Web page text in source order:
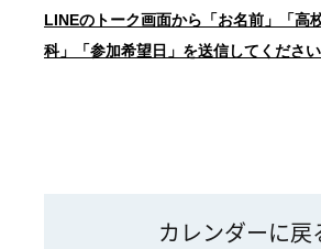
LINEのトーク画面から「お名前」「高
科」「参加希望日」を送信してくださ
カレンダーに戻